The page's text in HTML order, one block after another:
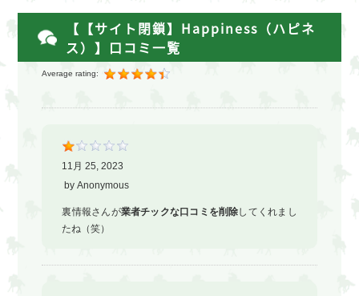
【【サイト閉鎖】Happiness（ハピネ
ス）】口コミ一覧
Average rating:
11月 25, 2023
byAnonymous
裏情報さんが業者チックな口コミを削除してくれまし
たね（笑）